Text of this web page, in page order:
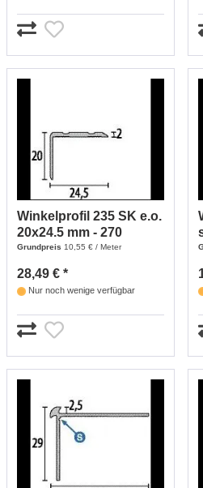
Winkelprofil 235 SK e.o.
20x24.5 mm - 270
(edelstahl Optik)
Grundpreis 10,55 € / Meter
28,49 € *
Nur noch wenige verfügbar